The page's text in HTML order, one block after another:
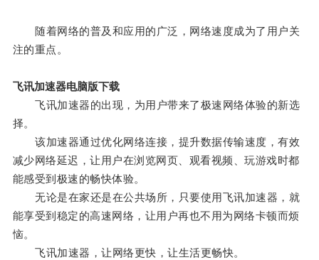
随着网络的普及和应用的广泛，网络速度成为了用户关
注的重点。
飞讯加速器电脑版下载
飞讯加速器的出现，为用户带来了极速网络体验的新选
择。
该加速器通过优化网络连接，提升数据传输速度，有效
减少网络延迟，让用户在浏览网页、观看视频、玩游戏时都
能感受到极速的畅快体验。
无论是在家还是在公共场所，只要使用飞讯加速器，就
能享受到稳定的高速网络，让用户再也不用为网络卡顿而烦
恼。
飞讯加速器，让网络更快，让生活更畅快。